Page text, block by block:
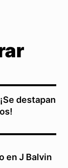
destapan
en J Balvin